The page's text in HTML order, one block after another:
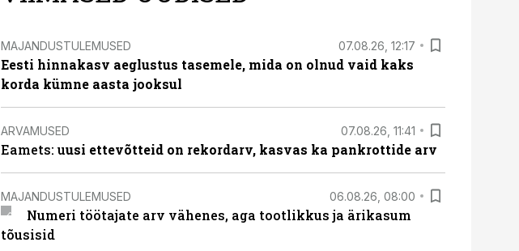
MAJANDUSTULEMUSED 07.08.26, 12:17
Eesti hinnakasv aeglustus tasemele, mida on olnud vaid kaks
korda kümne aasta jooksul
ARVAMUSED 07.08.26, 11:41
Eamets: uusi ettevõtteid on rekordarv, kasvas ka pankrottide arv
MAJANDUSTULEMUSED 06.08.26, 08:00
Numeri töötajate arv vähenes, aga tootlikkus ja ärikasum
tõusisid